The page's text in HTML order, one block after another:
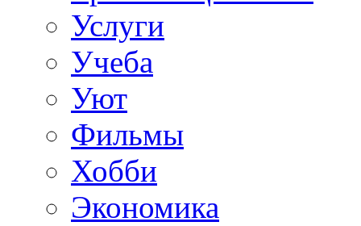
Услуги
Учеба
Уют
Фильмы
Хобби
Экономика